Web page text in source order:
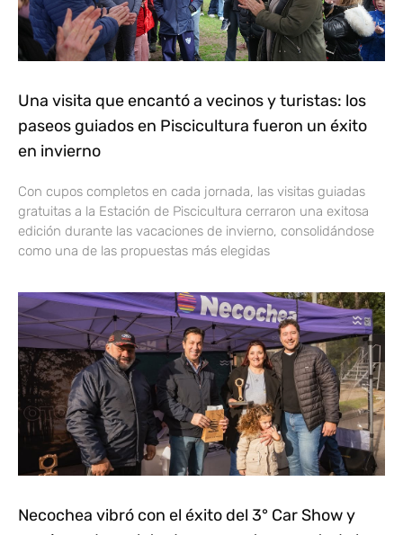
Una visita que encantó a vecinos y turistas: los
paseos guiados en Piscicultura fueron un éxito
en invierno
Con cupos completos en cada jornada, las visitas guiadas
gratuitas a la Estación de Piscicultura cerraron una exitosa
edición durante las vacaciones de invierno, consolidándose
como una de las propuestas más elegidas
Necochea vibró con el éxito del 3° Car Show y